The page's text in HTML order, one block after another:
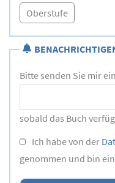
Oberstufe
Bitte senden Sie mir
sobald das Buch
Ich habe von der
genommen und bin